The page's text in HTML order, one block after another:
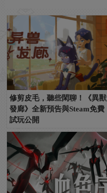
修剪皮毛，聽些閑聊！《異獸
發廊》全新預告與Steam免費
試玩公開